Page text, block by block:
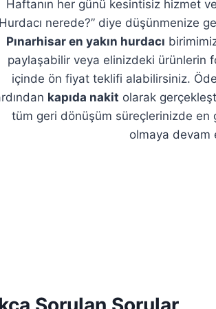
Haftanın her günü kesintisiz hizmet
nerede?” diye düşünmenize
Pınarhisar en yakın hurdacı
paylaşabilir veya elinizdeki ürünlerin
içinde ön fiyat teklifi alabilirsiniz.
kapıda nakit olarak
tüm geri dönüşüm süreçlerinizde en
olmaya devam